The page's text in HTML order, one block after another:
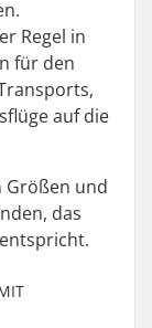
Regel in
für den
auf die
Größen und
das